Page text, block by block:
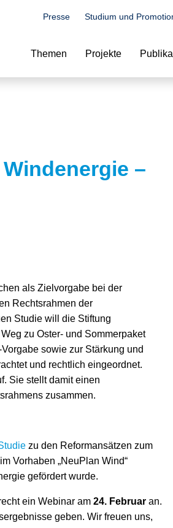
Presse Studium und
Themen Projekte
–
als Zielvorgabe bei der
Rechtsrahmen der
Studie will die Stiftung
zu Oster- und Sommerpaket
sowie zur Stärkung und
und rechtlich eingeordnet.
Sie stellt damit einen
zusammen.
zu den Reformansätzen zum
Vorhaben „NeuPlan Wind“
gefördert wurde.
ein Webinar am 24. Februar an.
geben. Wir freuen uns,